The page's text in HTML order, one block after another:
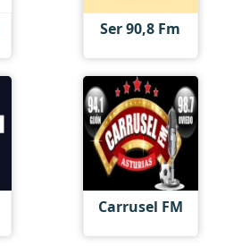
Ser 90,8 Fm
Carrusel FM